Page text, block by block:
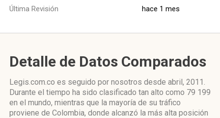
Última Revisión hace 1 mes
Detalle de Datos Comparados
Legis.com.co es seguido por nosotros desde abril, 2011.
Durante el tiempo ha sido clasificado tan alto como 79 199
en el mundo, mientras que la mayoría de su tráfico
proviene de Colombia, donde alcanzó la más alta posición